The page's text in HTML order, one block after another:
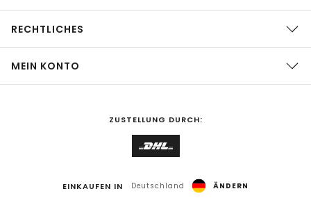
RECHTLICHES
MEIN KONTO
ZUSTELLUNG DURCH:
EINKAUFEN IN Deutschland ÄNDERN